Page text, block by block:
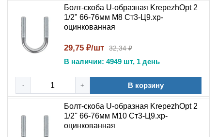
Болт-скоба U-образная KrepezhOpt 2
1/2" 66-76мм М8 Ст3-Ц9.хр-
оцинкованная
29,75 ₽/шт 32,34 ₽
В наличии: 4949 шт, 1 день
- + В корзину
Болт-скоба U-образная KrepezhOpt 2
1/2'' 66-76мм M10 Ст3-Ц9.хр-
оцинкованная